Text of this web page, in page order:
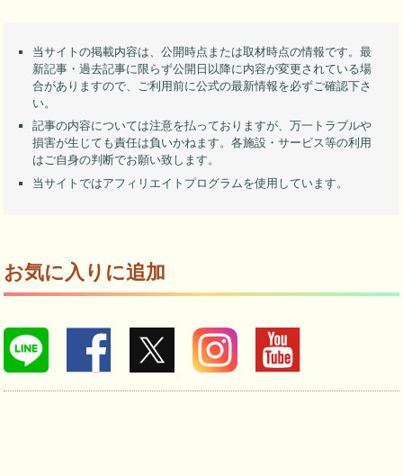
当サイトの掲載内容は、公開時点または取材時点の情報です。最
新記事・過去記事に限らず公開日以降に内容が変更されている場
合がありますので、ご利用前に公式の最新情報を必ずご確認下さ
い。
記事の内容については注意を払っておりますが、万一トラブルや
損害が生じても責任は負いかねます。各施設・サービス等の利用
はご自身の判断でお願い致します。
当サイトではアフィリエイトプログラムを使用しています。
お気に入りに追加